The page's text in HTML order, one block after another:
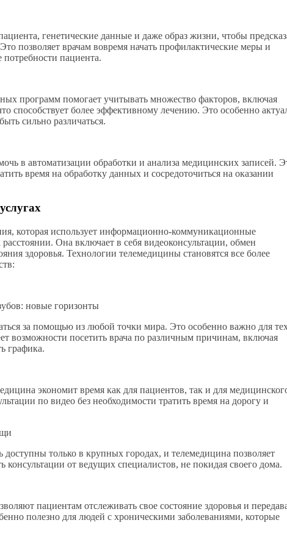
генетические данные и даже образ жизни, чтобы
позволяет врачам вовремя начать профилактические меры и
пациента.
программ помогает учитывать множество факторов, включая
способствует более эффективному лечению. Это особенно
сильно различаться.
в автоматизации обработки и анализа медицинских записей.
время на обработку данных и сосредоточиться на оказании
которая использует информационно-коммуникационные
Она включает в себя видеоконсультации, обмен
здоровья. Технологии телемедицины становятся все более
новые горизонты
за помощью из любой точки мира. Это особенно важно для
возможности посетить врача по различным причинам, включая
графика.
экономит время как для пациентов, так и для
по видео без необходимости тратить время на дорогу и
только в крупных городах, и телемедицина позволяет
от ведущих специалистов, не покидая своего дома.
пациентам отслеживать свое состояние здоровья и
полезно для людей с хроническими заболеваниями, которые